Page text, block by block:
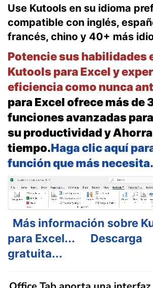
Use Kutools en su idioma
compatible con inglés,
francés, chino y 40+ más
Potencie sus habilidades
Kutools para Excel y
eficiencia como nunca
para Excel ofrece más de
funciones avanzadas
su productividad y
tiempo.Haga clic aquí
función que más
Más información sobre
para Excel...
Descarga
gratuita...